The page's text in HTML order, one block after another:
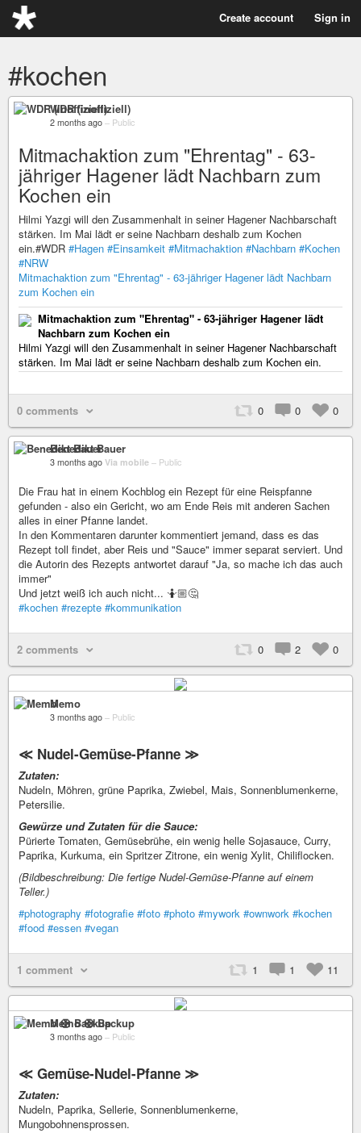
Create account Sign in
#kochen
WDR (inoffiziell)
2 months ago – Public
Mitmachaktion zum "Ehrentag" - 63-
jähriger Hagener lädt Nachbarn zum
Kochen ein
Hilmi Yazgi will den Zusammenhalt in seiner Hagener Nachbarschaft
stärken. Im Mai lädt er seine Nachbarn deshalb zum Kochen
ein.#WDR #Hagen #Einsamkeit #Mitmachaktion #Nachbarn #Kochen
#NRW
Mitmachaktion zum "Ehrentag" - 63-jähriger Hagener lädt Nachbarn
zum Kochen ein
Mitmachaktion zum "Ehrentag" - 63-jähriger Hagener lädt
Nachbarn zum Kochen ein
Hilmi Yazgi will den Zusammenhalt in seiner Hagener Nachbarschaft
stärken. Im Mai lädt er seine Nachbarn deshalb zum Kochen ein.
0 comments 0 0 0
Benedikt Bauer
3 months ago Via mobile – Public
Die Frau hat in einem Kochblog ein Rezept für eine Reispfanne
gefunden - also ein Gericht, wo am Ende Reis mit anderen Sachen
alles in einer Pfanne landet.
In den Kommentaren darunter kommentiert jemand, dass es das
Rezept toll findet, aber Reis und "Sauce" immer separat serviert. Und
die Autorin des Rezepts antwortet darauf "Ja, so mache ich das auch
immer"
Und jetzt weiß ich auch nicht... 🤷🏼🤔
#kochen #rezepte #kommunikation
2 comments 0 2 0
Memo
3 months ago – Public
≪ Nudel-Gemüse-Pfanne ≫
Zutaten:
Nudeln, Möhren, grüne Paprika, Zwiebel, Mais, Sonnenblumenkerne,
Petersilie.
Gewürze und Zutaten für die Sauce:
Pürierte Tomaten, Gemüsebrühe, ein wenig helle Sojasauce, Curry,
Paprika, Kurkuma, ein Spritzer Zitrone, ein wenig Xylit, Chiliflocken.
(Bildbeschreibung: Die fertige Nudel-Gemüse-Pfanne auf einem
Teller.)
#photography #fotografie #foto #photo #mywork #ownwork #kochen
#food #essen #vegan
1 comment 1 1 11
Memo 🛟 Backup
3 months ago – Public
≪ Gemüse-Nudel-Pfanne ≫
Zutaten:
Nudeln, Paprika, Sellerie, Sonnenblumenkerne,
Mungobohnensprossen.